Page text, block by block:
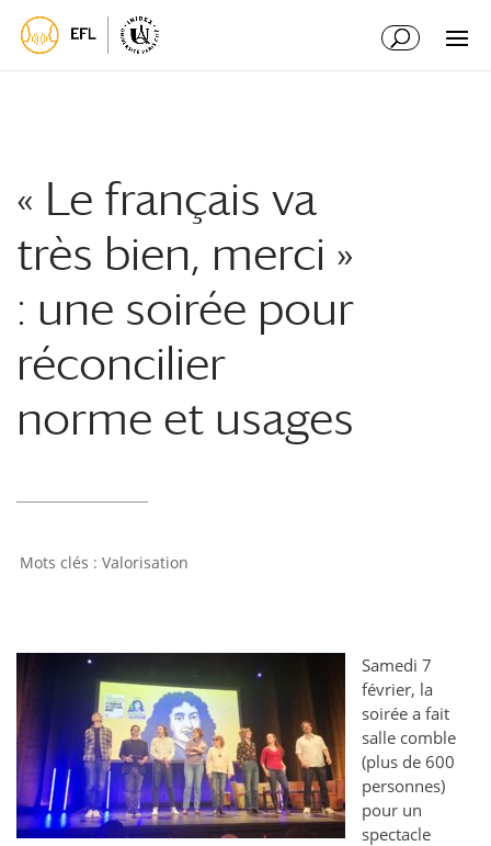
contenu
« Le français va
très bien, merci »
: une soirée pour
réconcilier
norme et usages
Valorisation
Samedi 7
février, la
soirée a fait
salle comble
(plus de 600
personnes)
pour un
spectacle